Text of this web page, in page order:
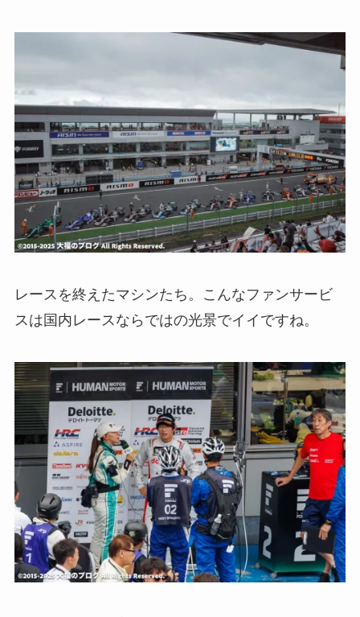
レースを終えたマシンたち。こんなファンサービ
スは国内レースならではの光景でイイですね。